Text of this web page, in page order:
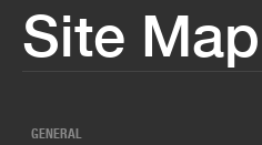
Site Map
GENERAL